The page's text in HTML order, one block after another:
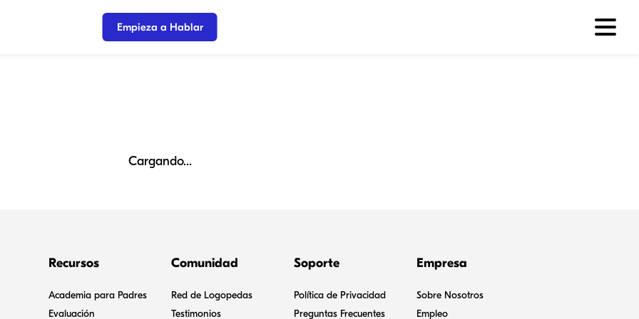
Empieza a Hablar
Cargando...
Recursos
Academia para Padres
Evaluación
Comunidad
Red de Logopedas
Testimonios
Soporte
Política de Privacidad
Preguntas Frecuentes
Empresa
Sobre Nosotros
Empleo